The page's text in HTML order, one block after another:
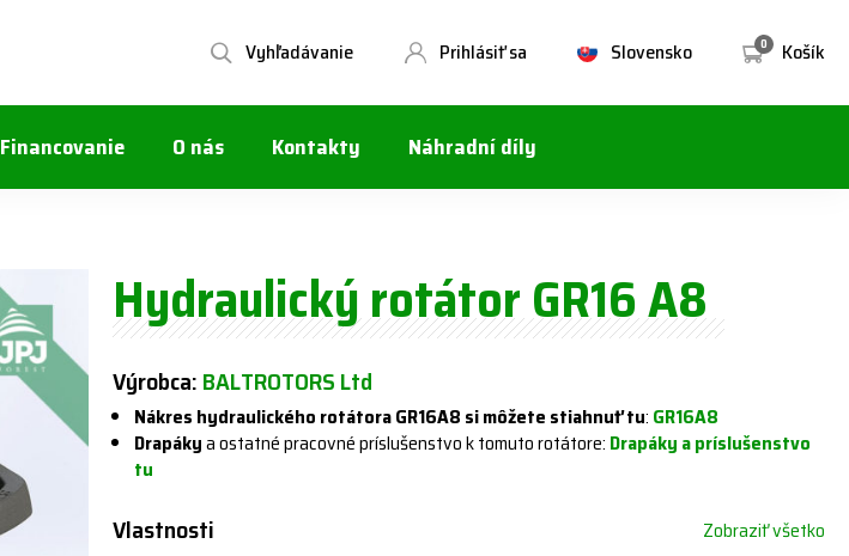
0 Košík
Slovensko
Prihlásiť sa
Vyhľadávanie
Financovanie O nás Kontakty Náhradní díly
Hydraulický rotátor GR16 A8
Výrobca:BALTROTORS Ltd
Nákres hydraulického rotátora GR16A8 si môžete stiahnuť tu: GR16A8
Drapákya ostatné pracovné príslušenstvo k tomuto rotátore: Drapáky a príslušenstvo
tu
Vlastnosti Zobraziť všetko